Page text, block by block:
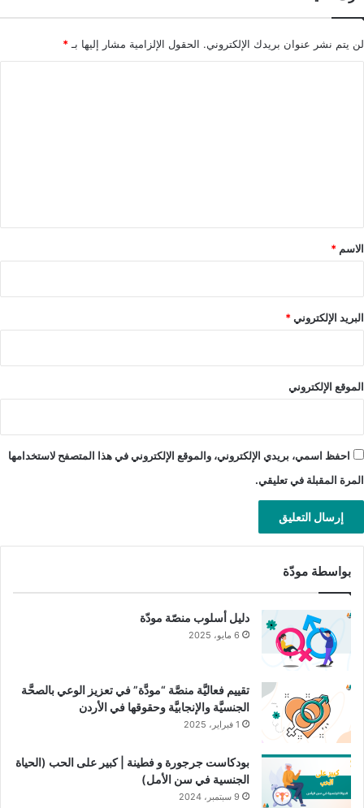
لن يتم نشر عنوان بريدك الإلكتروني. الحقول الإلزامية مشار إليها بـ *
*
الاسم *
البريد الإلكتروني*
الموقع الإلكتروني
احفظ اسمي، بريدي الإلكتروني، والموقع الإلكتروني في هذا المتصفح لاستخدامها
المرة المقبلة في تعليقي.
بواسطة مودّة
دليل أسلوب منصّة مودّة
6 مايو، 2025
تقييم فعاليَّة منصَّة “مودَّة” في تعزيز الوعي بالصحَّة
الجنسيَّة والإنجابيَّة وحقوقها في الأردن
1 فبراير، 2025
بودكاست جرجورة و فطينة | كبير على الحب (الحياة
الجنسية في سن الأمل)
9 سبتمبر، 2024